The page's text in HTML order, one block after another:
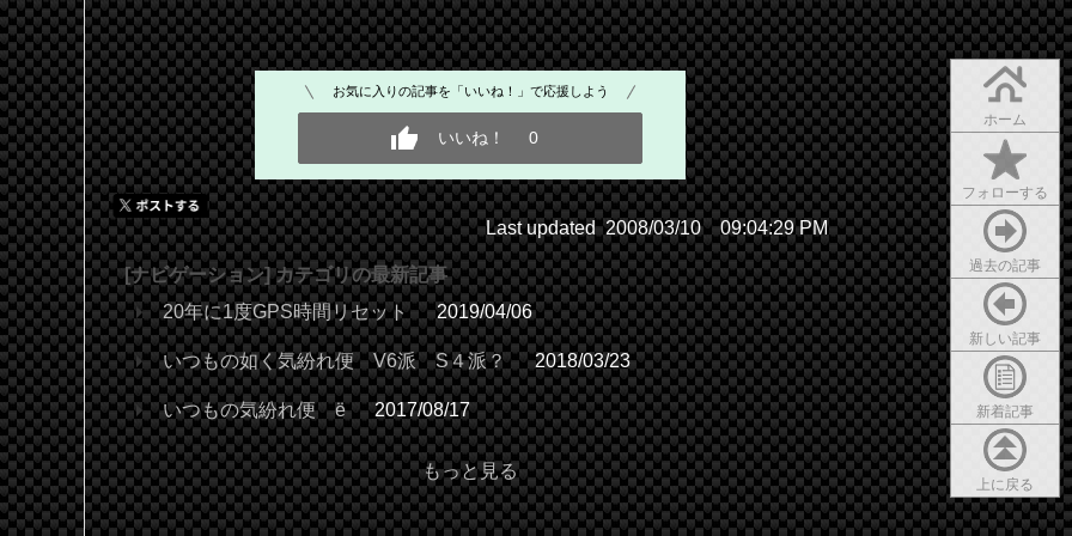
ホーム
フォローする
過去の記事
新しい記事
新着記事
上に戻る
お気に入りの記事を「いいね！」で応援しよう
いいね！ 0
Last updated 2008/03/10 09:04:29 PM
[ナビゲーション] カテゴリの最新記事
20年に1度GPS時間リセット
2019/04/06
いつもの如く気紛れ便 V6派 S４派？ 2018/03/23
いつもの気紛れ便 ё 2017/08/17
もっと見る